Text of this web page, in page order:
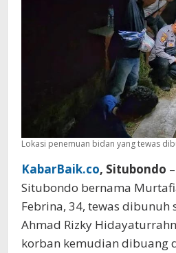
Lokasi penemuan bidan yang tewas
KabarBaik.co, Situbondo
Situbondo bernama
Febrina, 34, tewas dibunuh
Ahmad Rizky
korban kemudian dibuang